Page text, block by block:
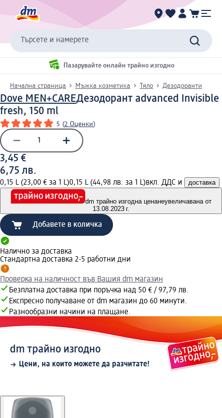
Търсете и намерете
Пазарувайте онлайн трайно изгодно
Начална страница Мъжка козметика Тяло Дезодоранти
Dove MEN+CAREДезодорант advanced Invisible
fresh, 150 ml
5 (2 Оценки)
3,45 €
6,75 лв.
0,15 L (23,00 € за 1 L)0,15 L (44,98 лв. за 1 L)вкл. ДДС и доставка
dm трайно изгодна ценанеувеличавана от
13.08.2023 г.
Добавете в количка
Налично за доставка
Стандартна доставка 2-5 работни дни
Проверка на наличност във Вашия dm магазин
Безплатна доставка при поръчка над 50 € / 97,79 лв.
Експресно получаване от dm магазин до 60 минути.
Разнообразни начини на плащане.
dm трайно изгодно
Цени, на които можете да разчитате!